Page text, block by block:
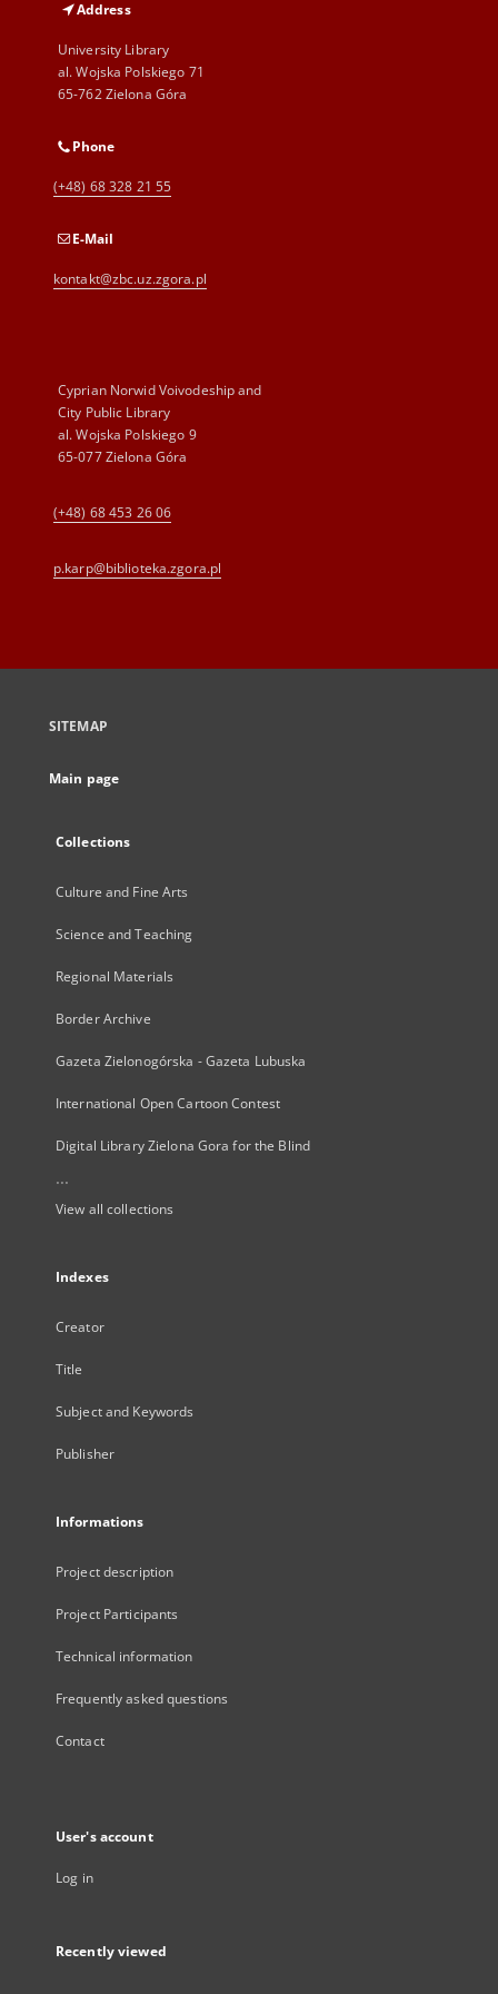
Address
University Library
al. Wojska Polskiego 71
65-762 Zielona Góra
Phone
(+48) 68 328 21 55
E-Mail
kontakt@zbc.uz.zgora.pl
Cyprian Norwid Voivodeship and
City Public Library
al. Wojska Polskiego 9
65-077 Zielona Góra
(+48) 68 453 26 06
p.karp@biblioteka.zgora.pl
SITEMAP
Main page
Collections
Culture and Fine Arts
Science and Teaching
Regional Materials
Border Archive
Gazeta Zielonogórska - Gazeta Lubuska
International Open Cartoon Contest
Digital Library Zielona Gora for the Blind
...
View all collections
Indexes
Creator
Title
Subject and Keywords
Publisher
Informations
Project description
Project Participants
Technical information
Frequently asked questions
Contact
User's account
Log in
Recently viewed